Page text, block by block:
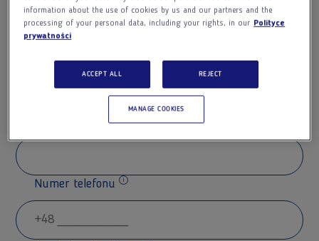
Numer telefonu
information about the use of cookies by us and our partners and the
processing of your personal data, including your rights, in our Polityce
prywatności
ACCEPT ALL REJECT
MANAGE COOKIES